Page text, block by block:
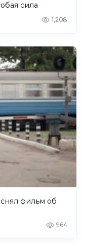
сила
1,208
фильм об
964